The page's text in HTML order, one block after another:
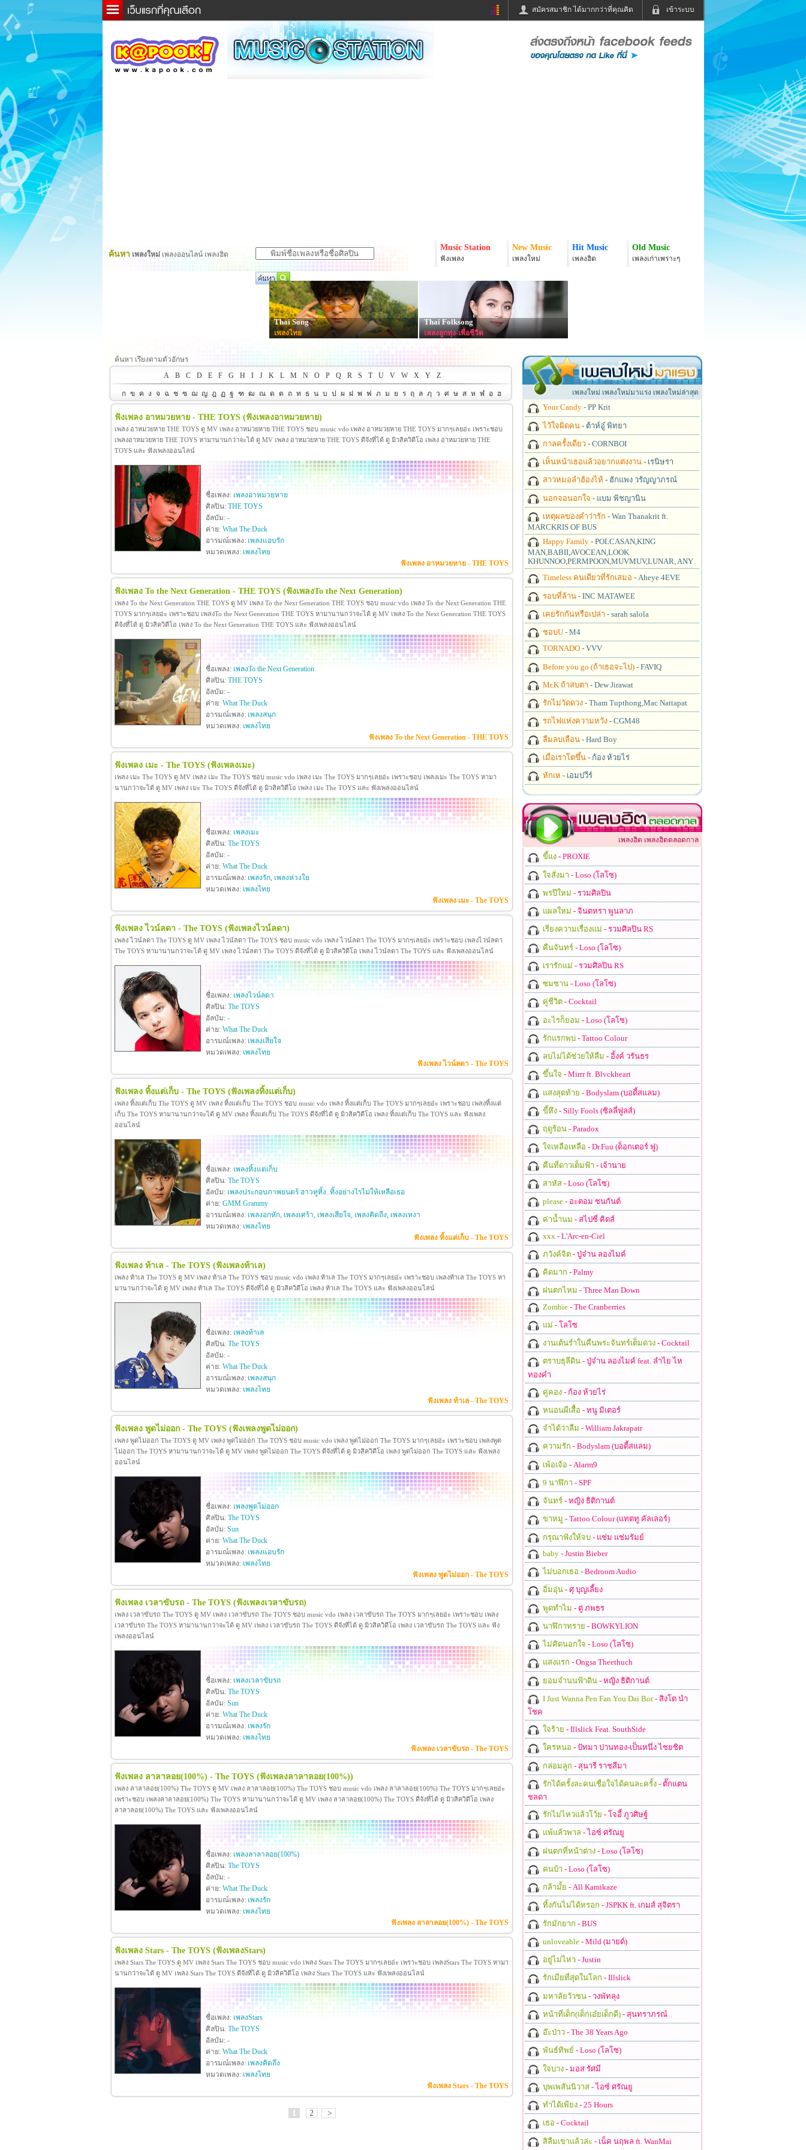
เข้าระบบ
สมัครสมาชิก ได้มากกว่าที่คุณคิด
ข่าวด่วน ข่าวสั้น
ละคร
หนังใหม่
ฟังวิทยุออนไลน์
หมากรุกไทย
Email
ค้นหา เพลงใหม่ เพลงออนไลน์ เพลงฮิต
Music Station
ฟังเพลง
New Music
เพลงใหม่
Hit Music
เพลงฮิต
Old Music
เพลงเก่าเพราะๆ
Thai Song
เพลงไทย
Thai Folksong
เพลงลูกทุ่ง-เพื่อชีวิต
ค้นหา เรียงตามตัวอักษร
A
B C D E F G H I J K L M N O P Q R S T U V W X Y Z
ก ข ค ง จ ฉ ช ซ ฌ ญ ฎ ฏ ฐ ฑ ฒ ณ ด ต ถ ท ธ น บ ป ผ ฝ พ ฟ ภ ม ย ร ฤ ล ฦ ว ศ ษ ส ห ฬ อ ฮ
ฟังเพลง อาหมวยหาย - THE TOYS (ฟังเพลงอาหมวยหาย)
เพลง อาหมวยหาย THE TOYS ดู MV เพลง อาหมวยหาย THE TOYS ชอบ music vdo เพลง อาหมวยหาย THE TOYS มากๆเลยอ่ะ เพราะชอบ
เพลงอาหมวยหาย THE TOYS หามานานกว่าจะได้ ดู MV เพลง อาหมวยหาย THE TOYS ดีจังที่ได้ ดู มิวสิควิดีโอ เพลง อาหมวยหาย THE
TOYS และ ฟังเพลงออนไลน์
ชื่อเพลง: เพลงอาหมวยหาย
ศิลปิน: THE TOYS
อัลบัม: -
ค่าย: What The Duck
อารมณ์เพลง: เพลงแอบรัก
หมวดเพลง: เพลงไทย
ฟังเพลง อาหมวยหาย - THE TOYS
ฟังเพลง To the Next Generation - THE TOYS (ฟังเพลงTo the Next Generation)
เพลง To the Next Generation THE TOYS ดู MV เพลง To the Next Generation THE TOYS ชอบ music vdo เพลง To the Next Generation THE
TOYS มากๆเลยอ่ะ เพราะชอบ เพลงTo the Next Generation THE TOYS หามานานกว่าจะได้ ดู MV เพลง To the Next Generation THE TOYS
ดีจังที่ได้ ดู มิวสิควิดีโอ เพลง To the Next Generation THE TOYS และ ฟังเพลงออนไลน์
ชื่อเพลง: เพลงTo the Next Generation
ศิลปิน: THE TOYS
อัลบัม: -
ค่าย: What The Duck
อารมณ์เพลง: เพลงสนุก
หมวดเพลง: เพลงไทย
ฟังเพลง To the Next Generation - THE TOYS
ฟังเพลง เมะ - The TOYS (ฟังเพลงเมะ)
เพลง เมะ The TOYS ดู MV เพลง เมะ The TOYS ชอบ music vdo เพลง เมะ The TOYS มากๆเลยอ่ะ เพราะชอบ เพลงเมะ The TOYS หามา
นานกว่าจะได้ ดู MV เพลง เมะ The TOYS ดีจังที่ได้ ดู มิวสิควิดีโอ เพลง เมะ The TOYS และ ฟังเพลงออนไลน์
ชื่อเพลง: เพลงเมะ
ศิลปิน: The TOYS
อัลบัม: -
ค่าย: What The Duck
อารมณ์เพลง: เพลงรัก, เพลงห่วงใย
หมวดเพลง: เพลงไทย
ฟังเพลง เมะ - The TOYS
ฟังเพลง ไวน์ลดา - The TOYS (ฟังเพลงไวน์ลดา)
เพลง ไวน์ลดา The TOYS ดู MV เพลง ไวน์ลดา The TOYS ชอบ music vdo เพลง ไวน์ลดา The TOYS มากๆเลยอ่ะ เพราะชอบ เพลงไวน์ลดา
The TOYS หามานานกว่าจะได้ ดู MV เพลง ไวน์ลดา The TOYS ดีจังที่ได้ ดู มิวสิควิดีโอ เพลง ไวน์ลดา The TOYS และ ฟังเพลงออนไลน์
ชื่อเพลง: เพลงไวน์ลดา
ศิลปิน: The TOYS
อัลบัม: -
ค่าย: What The Duck
อารมณ์เพลง: เพลงเสียใจ
หมวดเพลง: เพลงไทย
ฟังเพลง ไวน์ลดา - The TOYS
ฟังเพลง ทิ้งแต่เก็บ - The TOYS (ฟังเพลงทิ้งแต่เก็บ)
เพลง ทิ้งแต่เก็บ The TOYS ดู MV เพลง ทิ้งแต่เก็บ The TOYS ชอบ music vdo เพลง ทิ้งแต่เก็บ The TOYS มากๆเลยอ่ะ เพราะชอบ เพลงทิ้งแต่
เก็บ The TOYS หามานานกว่าจะได้ ดู MV เพลง ทิ้งแต่เก็บ The TOYS ดีจังที่ได้ ดู มิวสิควิดีโอ เพลง ทิ้งแต่เก็บ The TOYS และ ฟังเพลง
ออนไลน์
ชื่อเพลง: เพลงทิ้งแต่เก็บ
ศิลปิน: The TOYS
อัลบัม: เพลงประกอบภาพยนตร์ ฮาวทูทิ้ง..ทิ้งอย่างไรไม่ให้เหลือเธอ
ค่าย: GMM Grammy
อารมณ์เพลง: เพลงอกหัก, เพลงเศร้า, เพลงเสียใจ, เพลงคิดถึง, เพลงเหงา
หมวดเพลง: เพลงไทย
ฟังเพลง ทิ้งแต่เก็บ - The TOYS
ฟังเพลง ท้าเล - The TOYS (ฟังเพลงท้าเล)
เพลง ท้าเล The TOYS ดู MV เพลง ท้าเล The TOYS ชอบ music vdo เพลง ท้าเล The TOYS มากๆเลยอ่ะ เพราะชอบ เพลงท้าเล The TOYS หา
มานานกว่าจะได้ ดู MV เพลง ท้าเล The TOYS ดีจังที่ได้ ดู มิวสิควิดีโอ เพลง ท้าเล The TOYS และ ฟังเพลงออนไลน์
ชื่อเพลง: เพลงท้าเล
ศิลปิน: The TOYS
อัลบัม: -
ค่าย: What The Duck
อารมณ์เพลง: เพลงสนุก
หมวดเพลง: เพลงไทย
ฟังเพลง ท้าเล - The TOYS
ฟังเพลง พูดไม่ออก - The TOYS (ฟังเพลงพูดไม่ออก)
เพลง พูดไม่ออก The TOYS ดู MV เพลง พูดไม่ออก The TOYS ชอบ music vdo เพลง พูดไม่ออก The TOYS มากๆเลยอ่ะ เพราะชอบ เพลงพูด
ไม่ออก The TOYS หามานานกว่าจะได้ ดู MV เพลง พูดไม่ออก The TOYS ดีจังที่ได้ ดู มิวสิควิดีโอ เพลง พูดไม่ออก The TOYS และ ฟังเพลง
ออนไลน์
ชื่อเพลง: เพลงพูดไม่ออก
ศิลปิน: The TOYS
อัลบัม: Sun
ค่าย: What The Duck
อารมณ์เพลง: เพลงแอบรัก
หมวดเพลง: เพลงไทย
ฟังเพลง พูดไม่ออก - The TOYS
ฟังเพลง เวลาขับรถ - The TOYS (ฟังเพลงเวลาขับรถ)
เพลง เวลาขับรถ The TOYS ดู MV เพลง เวลาขับรถ The TOYS ชอบ music vdo เพลง เวลาขับรถ The TOYS มากๆเลยอ่ะ เพราะชอบ เพลง
เวลาขับรถ The TOYS หามานานกว่าจะได้ ดู MV เพลง เวลาขับรถ The TOYS ดีจังที่ได้ ดู มิวสิควิดีโอ เพลง เวลาขับรถ The TOYS และ ฟัง
เพลงออนไลน์
ชื่อเพลง: เพลงเวลาขับรถ
ศิลปิน: The TOYS
อัลบัม: Sun
ค่าย: What The Duck
อารมณ์เพลง: เพลงรัก
หมวดเพลง: เพลงไทย
ฟังเพลง เวลาขับรถ - The TOYS
ฟังเพลง ลาลาลอย(100%) - The TOYS (ฟังเพลงลาลาลอย(100%))
เพลง ลาลาลอย(100%) The TOYS ดู MV เพลง ลาลาลอย(100%) The TOYS ชอบ music vdo เพลง ลาลาลอย(100%) The TOYS มากๆเลยอ่ะ
เพราะชอบ เพลงลาลาลอย(100%) The TOYS หามานานกว่าจะได้ ดู MV เพลง ลาลาลอย(100%) The TOYS ดีจังที่ได้ ดู มิวสิควิดีโอ เพลง
ลาลาลอย(100%) The TOYS และ ฟังเพลงออนไลน์
ชื่อเพลง: เพลงลาลาลอย(100%)
ศิลปิน: The TOYS
อัลบัม: -
ค่าย: What The Duck
อารมณ์เพลง: เพลงรัก
หมวดเพลง: เพลงไทย
ฟังเพลง ลาลาลอย(100%) - The TOYS
ฟังเพลง Stars - The TOYS (ฟังเพลงStars)
เพลง Stars The TOYS ดู MV เพลง Stars The TOYS ชอบ music vdo เพลง Stars The TOYS มากๆเลยอ่ะ เพราะชอบ เพลงStars The TOYS หามา
นานกว่าจะได้ ดู MV เพลง Stars The TOYS ดีจังที่ได้ ดู มิวสิควิดีโอ เพลง Stars The TOYS และ ฟังเพลงออนไลน์
ชื่อเพลง: เพลงStars
ศิลปิน: The TOYS
อัลบัม: -
ค่าย: What The Duck
อารมณ์เพลง: เพลงคิดถึง
หมวดเพลง: เพลงไทย
ฟังเพลง Stars - The TOYS
2 >
เพลงใหม่ เพลงใหม่มาแรง เพลงใหม่ล่าสุด
Your Candy- PP Krit
ไว้ใจผิดคน- ต้าห์อู๋ พิทยา
กาลครั้งเดียว- CORNBOI
เห็นหน้าเธอแล้วอยากแต่งงาน- เรนิษรา
สาวหมอลำฮ้องไห้ - ฮักแพง วรัญญาภรณ์
นอกจอนอกใจ - แบม พิชญานิน
เหตุผลของคำว่ารัก - Wan Thanakrit ft.
MARCKRIS OF BUS
Happy Family- POLCASAN,KING
MAN,BABII,AVOCEAN,LOOK
KHUNNOO,PERMPOON,MUVMUV,LUNAR, ANY
Timeless คนเดียวที่รักเสมอ - Aheye 4EVE
รอบที่ล้าน- INC MATAWEE
เคยรักกันหรือเปล่า - sarah salola
ชอบU- M4
TORNADO- VVV
Before you go (ถ้าเธอจะไป)- FAVIQ
Mr.K ถ้าสบตา - Dew Jirawat
รักไม่วัดดวง- Tham Tupthong,Mac Nattapat
รถไฟแห่งความหวัง- CGM48
ลืมลบเลือน- Hard Boy
เมื่อเราโตขึ้น- ก้อง ห้วยไร่
หักเห - เอมปวีร์
เพลงฮิต เพลงฮิตตลอดกาล
ขี้แง- PROXIE
ใจสั่งมา - Loso (โลโซ)
พรปีใหม่ - รวมศิลปิน
แผลใหม่ - จินตหรา พูนลาภ
เรียงความเรื่องแม่ - รวมศิลปิน RS
คืนจันทร์- Loso (โลโซ)
เรารักแม่ - รวมศิลปิน RS
ซมซาน- Loso (โลโซ)
คู่ชีวิต- Cocktail
อะไรก็ยอม - Loso (โลโซ)
รักแรกพบ- Tattoo Colour
ลบไม่ได้ช่วยให้ลืม - อิ้งค์ วรันธร
ขึ้นใจ - Mirrr ft. Blvckheart
แสงสุดท้าย - Bodyslam (บอดี้สแลม)
ขี้หึง- Silly Fools (ซิลลี่ฟูลส์)
ฤดูร้อน- Paradox
ใจเหลือเหลือ - Dr.Fuu (ด็อกเตอร์ ฟู)
คืนที่ดาวเต็มฟ้า - เจ้านาย
สาหัส- Loso (โลโซ)
please- อะตอม ชนกันต์
ค่าน้ำนม - สไปซี่ คิดส์
xxx - L'Arc-en-Ciel
ภวังค์จิต- ปู่จ๋าน ลองไมค์
คิดมาก - Palmy
ฝนตกไหม - Three Man Down
Zombie- The Cranberries
แม่ - โลโซ
งานเต้นรำในคืนพระจันทร์เต็มดวง- Cocktail
ตราบธุลีดิน- ปู่จ๋าน ลองไมค์ feat. ลำไย ไห
ทองคำ
คู่คอง- ก้อง ห้วยไร่
หนอนผีเสื้อ - หนู มิเตอร์
จำได้ว่าลืม - William Jakrapatr
ความรัก - Bodyslam (บอดี้สแลม)
เพ้อเจ้อ - Alarm9
9 นาฬิกา - SPF
จันทร์- หญิง ธิติกานต์
ขาหมู - Tattoo Colour (แทตทู คัลเลอร์)
กรุณาฟังให้จบ- แช่ม แช่มรัมย์
baby- Justin Bieber
ไม่บอกเธอ - Bedroom Audio
อิ่มอุ่น- ศุ บุญเลี้ยง
พูดทำไม - ตู่ ภพธร
นาฬิกาทราย - BOWKYLION
ไม่คิดนอกใจ - Loso (โลโซ)
แสงแรก - Ongsa Theethuch
ยอมจำนนฟ้าดิน- หญิง ธิติกานต์
I Just Wanna Pen Fan You Dai Bor- สิงโต นำ
โชค
ใจร้าย - Illslick Feat. SouthSide
ใครหนอ - ปัทมา ปานทอง-เป็นหนึ่ง ไชยชิต
กล่อมลูก - สุนารี ราชสีมา
รักได้ครั้งละคนเชื่อใจได้คนละครั้ง- ตั๊กแตน
ชลดา
รักไม่ไหวแล้วโว้ย - โจอี้ ภูวศิษฐ์
แพ้แล้วพาล - ไอซ์ ศรัณยู
ฝนตกที่หน้าต่าง- Loso (โลโซ)
คนบ้า - Loso (โลโซ)
กล้ามั้ย - All Kamikaze
ทิ้งกันไม่ได้หรอก - JSPKK ft. เกมส์ สุจิตรา
รักมักยาก - BUS
unloveable- Mild (มายด์)
อยู่ไม่ไหว- Justin
รักเมียที่สุดในโลก - Illslick
มหาลัยวัวชน- วงพัทลุง
หน้าที่เด็ก(เด็กเอ๋ยเด็กดี)- สุนทราภรณ์
อ๊ะป่าว- The 38 Years Ago
พันธ์ทิพย์ - Loso (โลโซ)
ใจบาง- มอส รัศมี
บุพเพสันนิวาส- ไอซ์ ศรัณยู
ทำได้เพียง- 25 Hours
เธอ - Cocktail
สิลืมเขาแล้วล่ะ - เน็ค นฤพล ft. WanMai